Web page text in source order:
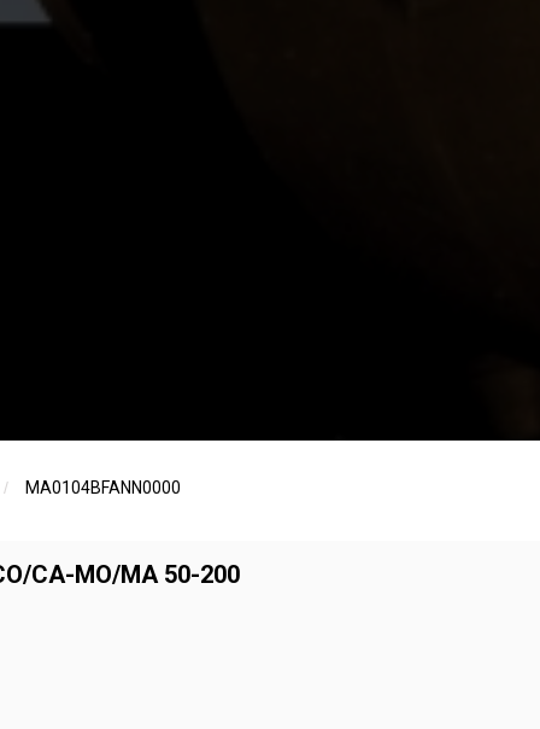
/ MA0104BFANN0000
CA-MO/MA 50-200